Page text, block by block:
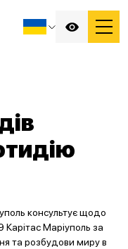
консультує щодо
Карітас Маріуполь за
та розбудови миру в